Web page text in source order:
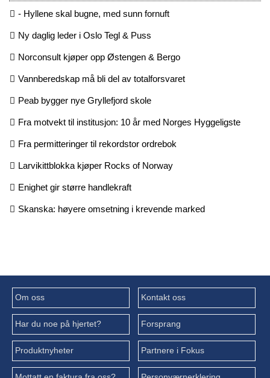
- Hyllene skal bugne, med sunn fornuft
Ny daglig leder i Oslo Tegl & Puss
Norconsult kjøper opp Østengen & Bergo
Vannberedskap må bli del av totalforsvaret
Peab bygger nye Gryllefjord skole
Fra motvekt til institusjon: 10 år med Norges Hyggeligste
Fra permitteringer til rekordstor ordrebok
Larvikittblokka kjøper Rocks of Norway
Enighet gir større handlekraft
Skanska: høyere omsetning i krevende marked
Om oss Kontakt oss
Har du noe på hjertet? Forsprang
Produktnyheter Partnere i Fokus